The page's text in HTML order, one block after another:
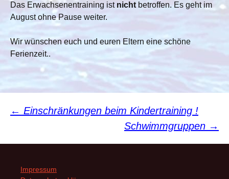
Das Erwachsenentraining ist nicht betroffen. Es geht im
August ohne Pause weiter.
Wir wünschen euch und euren Eltern eine schöne
Ferienzeit..
Beitragsnavigation
← Einschränkungen beim Kindertraining !
Schwimmgruppen →
Impressum